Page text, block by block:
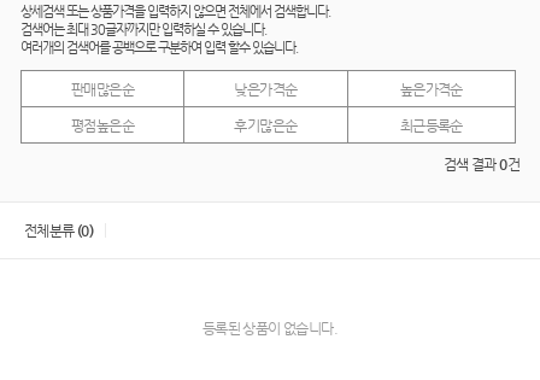
상세검색 또는 상품가격을 입력하지 않으면 전체에서 검색합니다.
검색어는 최대 30글자까지만 입력하실 수 있습니다.
여러개의 검색어를 공백으로 구분하여 입력 할수 있습니다.
판매많은순 낮은가격순 높은가격순
평점높은순 후기많은순 최근등록순
검색 결과0건
전체분류 (0)
등록된 상품이 없습니다.